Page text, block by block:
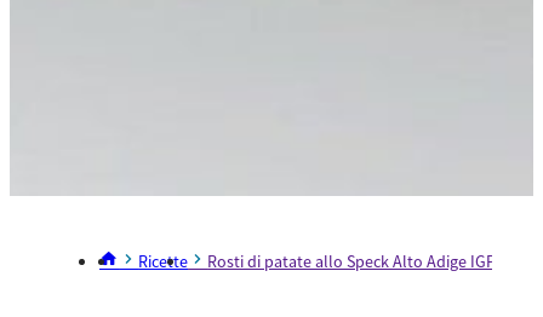
Ricette Rosti di patate allo Speck Alto Adige IGP